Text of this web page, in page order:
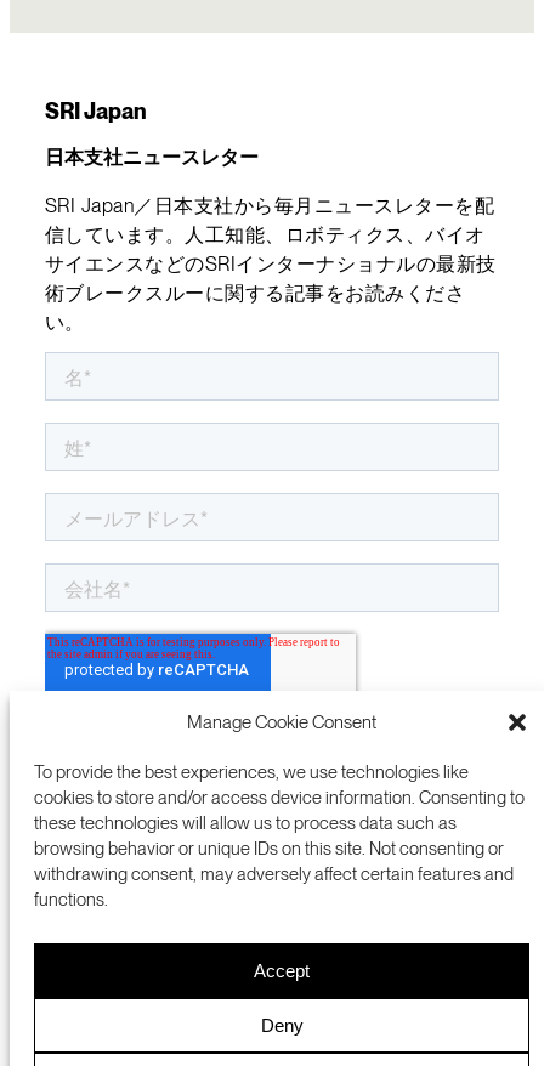
Manage Cookie Consent
To provide the best experiences, we use technologies like
cookies to store and/or access device information. Consenting to
these technologies will allow us to process data such as
browsing behavior or unique IDs on this site. Not consenting or
withdrawing consent, may adversely affect certain features and
functions.
Accept
Deny
SRI Japan
日本支社ニュースレター
SRI Japan／日本支社から毎月ニュースレターを配
信しています。人工知能、ロボティクス、バイオ
サイエンスなどのSRIインターナショナルの最新技
術ブレークスルーに関する記事をお読みくださ
い。
プレスルーム
NSIC
ENGLISH 英語
PRIVACY POLICY
COOKIES